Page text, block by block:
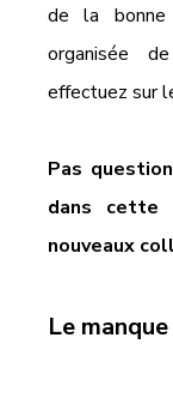
de la bonne
organisée
effectuez sur
Pas
dans cette
nouveaux
Le